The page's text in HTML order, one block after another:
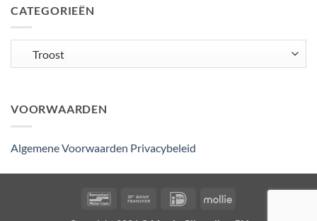
CATEGORIEËN
VOORWAARDEN
Algemene Voorwaarden Privacybeleid
BancontactBank
IDeal Mollie